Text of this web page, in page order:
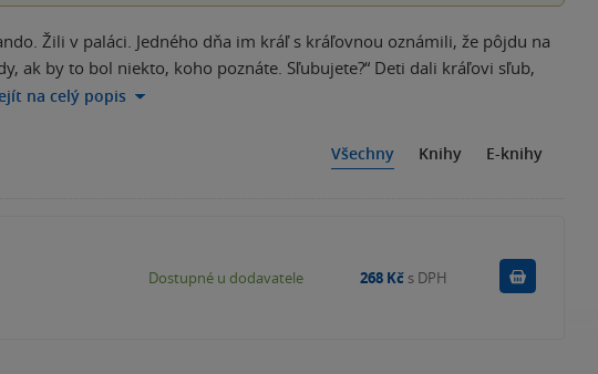
Žili v paláci. Jedného dňa im kráľ s kráľovnou oznámili, že pôjdu na
ak by to bol niekto, koho poznáte. Sľubujete?“ Deti dali kráľovi sľub,
na celý popis
Všechny Knihy E-knihy
Dostupné u dodavatele 268 Kč s DPH